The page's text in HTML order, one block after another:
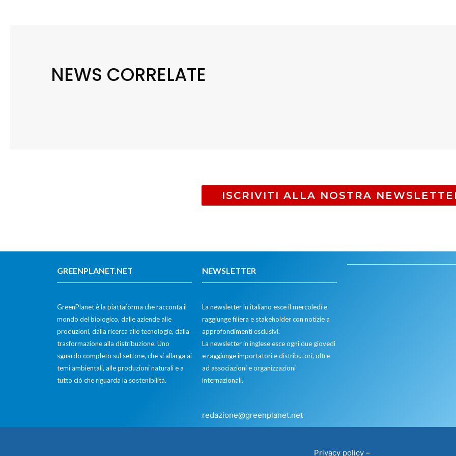
NEWS CORRELATE
ISCRIVITI ALLA NOSTRA
GREENPLANET.NET
GreenPlanet è la piattaforma che racconta il
mondo del biologico, dalle aziende alle
produzioni, dalla ricerca alle tecnologie, dalla
trasformazione alla distribuzione. Uno
sguardo completo sul settore, che si allarga ai
temi ambientali, alle produzioni naturali e a
tutto ciò che riguarda la sostenibilità.
NEWSLETTER
La newsletter in italiano esce il mercoledì e
raggiunge filiera e stakeholder con notizie a
approfondimenti esclusivi.
La newsletter in inglese esce ogni due giovedì
e raggiunge importatori e distributori, oltre
ad associazioni e organizzazioni
internazionali.
redazione@greenplanet.net
Privacy policy –